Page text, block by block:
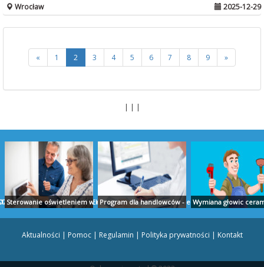
Wrocław
2025-12-29
« 1 2 3 4 5 6 7 8 9 »
| | |
PROJEKTAUDYT RAPORTY EKOEXPERT BIAŁYSTOK
Sterowanie oświetleniem w domu - ropam.com.pl
Program dla handlowców - ekspert.biz
Wymiana głowic
Aktualności | Pomoc| Regulamin | Polityka prywatności | Kontakt